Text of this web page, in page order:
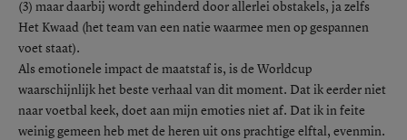
(3) maar daarbij wordt gehinderd door allerlei obstakels, ja zelfs
Het Kwaad (het team van een natie waarmee men op gespannen
voet staat).
Als emotionele impact de maatstaf is, is de Worldcup
waarschijnlijk het beste verhaal van dit moment. Dat ik eerder niet
naar voetbal keek, doet aan mijn emoties niet af. Dat ik in feite
weinig gemeen heb met de heren uit ons prachtige elftal, evenmin.